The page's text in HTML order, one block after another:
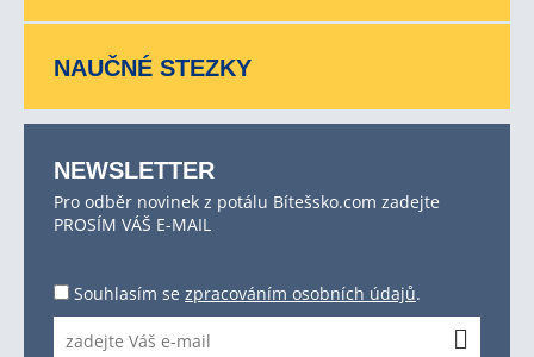
NAUČNÉ STEZKY
NEWSLETTER
Pro odběr novinek z potálu Bítešsko.com zadejte
PROSÍM VÁŠ E-MAIL
Souhlasím se zpracováním osobních údajů.